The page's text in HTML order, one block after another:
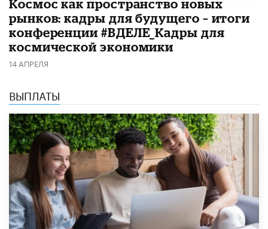
Космос как пространство новых
рынков: кадры для будущего – итоги
конференции #ВДЕЛЕ_Кадры для
космической экономики
14 АПРЕЛЯ
ВЫПЛАТЫ